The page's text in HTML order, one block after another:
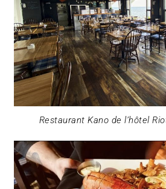
Restaurant Kano de l’hôtel